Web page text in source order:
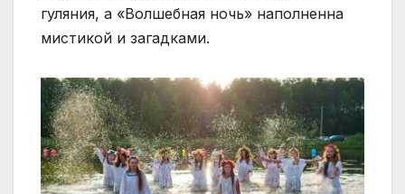
гуляния, а «Волшебная ночь» наполненна
мистикой и загадками.